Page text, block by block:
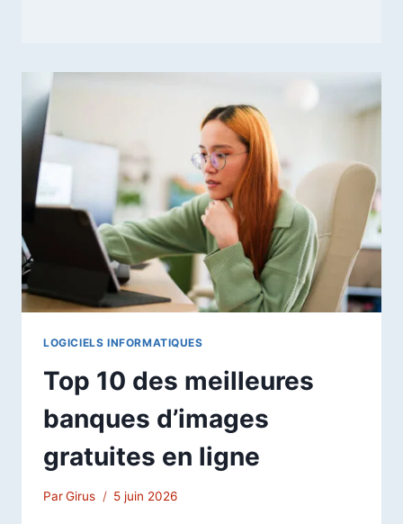
LOGICIELS INFORMATIQUES
Top 10 des meilleures
banques d’images
gratuites en ligne
ParGirus 5 juin 2026